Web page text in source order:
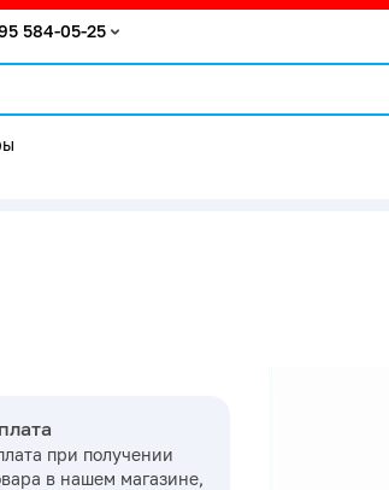
584-05-25
при получении
в нашем магазине,